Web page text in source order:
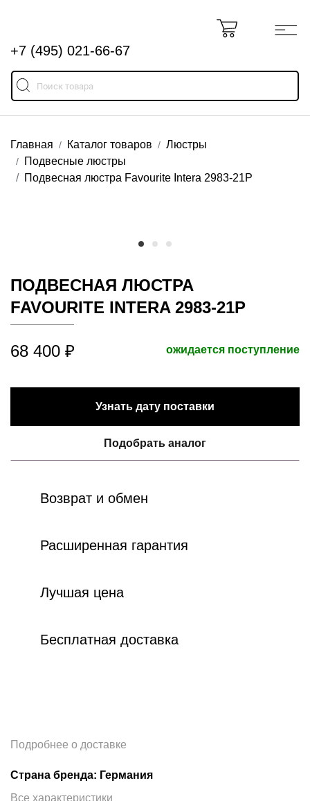
+7 (495) 021-66-67
Главная Каталог товаров
Люстры
Подвесные люстры
Подвесная люстра Favourite Intera 2983-21P
ПОДВЕСНАЯ ЛЮСТРА
FAVOURITE INTERA 2983-21P
68 400 ₽ ожидается поступление
Узнать дату поставки
Подобрать аналог
Возврат и обмен
Расширенная гарантия
Лучшая цена
Бесплатная доставка
Подробнее о доставке
Страна бренда: Германия
Все характеристики